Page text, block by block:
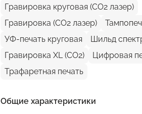
Гравировка круговая (CO2 лазер)
Гравировка (CO2 лазер)
УФ-печать круговая
Шильд
Гравировка XL (СО2)
Цифровая
Трафаретная печать
Общие характеристики